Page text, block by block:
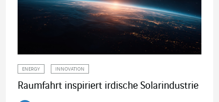
ENERGY INNOVATION
Raumfahrt inspiriert irdische Solarindustrie